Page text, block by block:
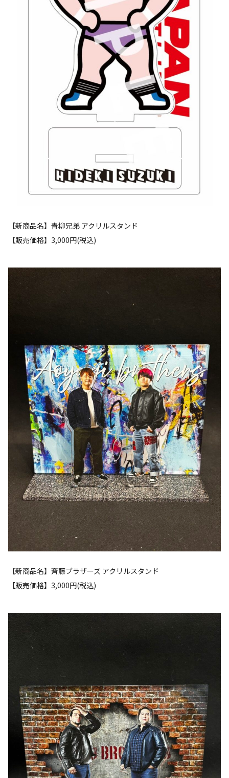
【新商品名】青柳兄弟 アクリルスタンド
【販売価格】3,000円(税込)
【新商品名】斉藤ブラザーズ アクリルスタンド
【販売価格】3,000円(税込)